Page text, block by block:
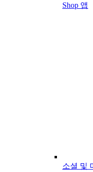
Shop 앱
소셜 및